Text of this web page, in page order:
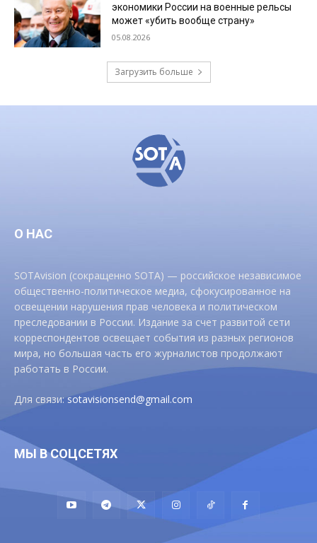
экономики России на военные рельсы
может «убить вообще страну»
05.08.2026
Загрузить больше
О НАС
SOTAvision (сокращенно SOTA) — российское независимое
общественно-политическое медиа, сфокусированное на
освещении нарушения прав человека и политическом
преследовании в России. Издание за счет развитой сети
корреспондентов освещает события из разных регионов
мира, но большая часть его журналистов продолжают
работать в России.
Для связи:sotavisionsend@gmail.com
МЫ В СОЦСЕТЯХ